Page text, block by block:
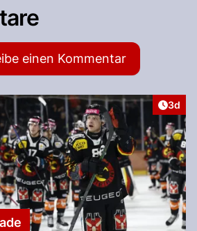
einen Kommentar
3d